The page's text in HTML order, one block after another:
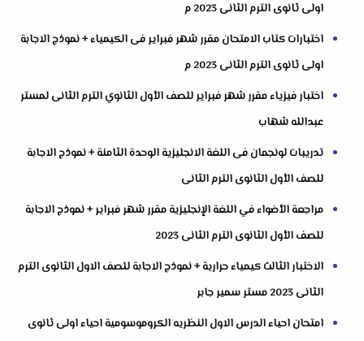
اولى ثانوى الترم الثانى 2023 م
اختبارات كتاب الامتحان مقرر شهر فبراير فى الكيمياء + نموذج الاجابة
اولى ثانوى الترم الثانى 2023 م
اختبار فيزياء مقرر شهر فبراير للصف الأول الثانوي الترم الثانى لمستر
عبدالله شهاب
تدريبات لونجمان فى اللغة الانجليزية الوحدة الثامنة + نموذج الاجابة
للصف الأول الثانوى الترم الثانى
مراجعة الأضواء في اللغة الإنجليزية مقرر شهر فبراير + نموذج الاجابة
للصف الأول الثانوى الترم الثانى 2023
الاختبار الثالث كيمياء حرارية + نموذج الاجابة للصف الاول الثانوى الترم
الثانى 2023 مستر سمير جابر
امتحان احياء الدرس الاول النظريه الكروموسومية احياء اولى ثانوى